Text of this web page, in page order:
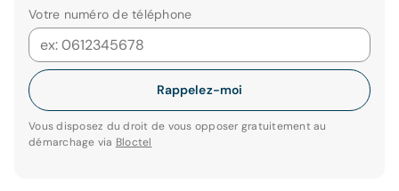
Votre numéro de téléphone
Rappelez-moi
Vous disposez du droit de vous opposer gratuitement au
démarchage via Bloctel